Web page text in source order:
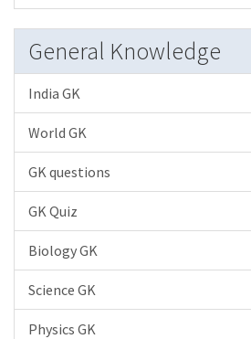
General Knowledge
India GK
World GK
GK questions
GK Quiz
Biology GK
Science GK
Physics GK